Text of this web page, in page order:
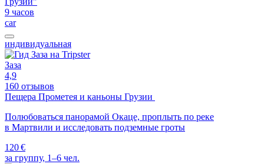
9 часов
car
индивидуальная
Заза
4,9
160 отзывов
Пещера Прометея и каньоны Грузии
Полюбоваться панорамой Окаце, проплыть по реке
в Мартвили и исследовать подземные гроты
120 €
за группу, 1–6 чел.